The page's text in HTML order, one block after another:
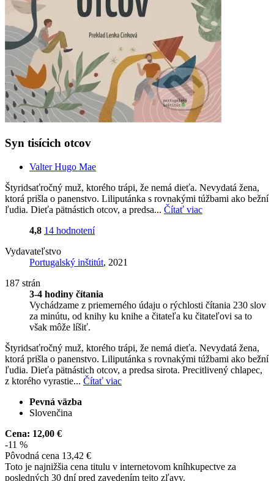
Syn tisícich otcov
Valter Hugo Mae
Štyridsaťročný muž, ktorého trápi, že nemá dieťa. Nevydatá žena,
ktorá prišla o panenstvo. Liliputánka s rovnakými túžbami ako bežní
ľudia. Dieťa pätnástich otcov, a predsa... Čítať viac
4,8 14 hodnotení
Vydavateľstvo
Portugalský inštitút, 2021
187 strán
3-4 hodiny čítania
Vychádzame z priemerného údaju o rýchlosti čítania 230 slov
za minútu, od knihy ku knihe a čitateľa ku čitateľovi sa to
však môže líšiť.
Štyridsaťročný muž, ktorého trápi, že nemá dieťa. Nevydatá žena,
ktorá prišla o panenstvo. Liliputánka s rovnakými túžbami ako bežní
ľudia. Dieťa pätnástich otcov, a predsa sirota. Precitlivený chlapec,
z ktorého vyrastie... Čítať viac
Pevná väzba
Slovenčina
Cena: 12,00 €
-11 %
Pôvodná cena 13,42 €
Toto je najnižšia cena titulu v internetovom kníhkupectve za
posledných 30 dní pred zavedením tejto zľavy.